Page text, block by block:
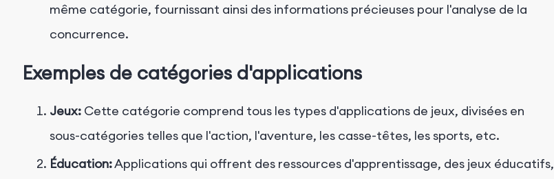
même catégorie, fournissant ainsi des informations précieuses pour l'analyse de la
concurrence.
Exemples de catégories d'applications
Jeux: Cette catégorie comprend tous les types d'applications de jeux, divisées en
sous-catégories telles que l'action, l'aventure, les casse-têtes, les sports, etc.
Éducation:Applications qui offrent des ressources d'apprentissage, des jeux éducatifs,